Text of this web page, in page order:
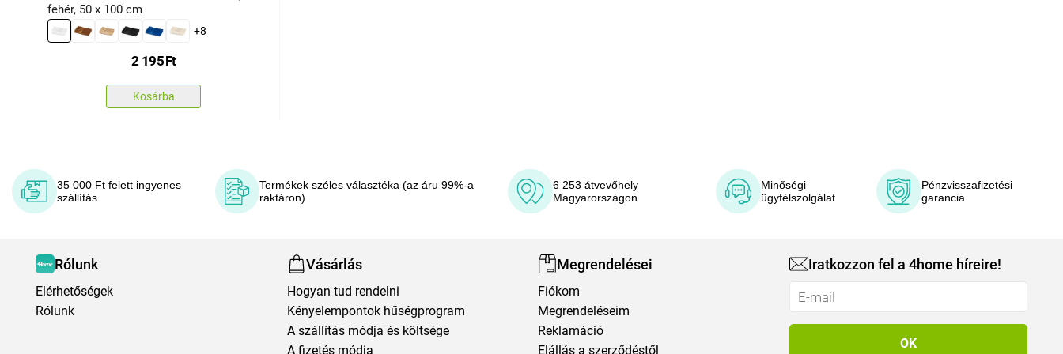
fehér, 50 x 100 cm
+8
2 195Ft
Kosárba
35 000 Ft felett ingyenes
szállítás
Termékek széles választéka (az áru 99%-a
raktáron)
6 253 átvevőhely
Magyarországon
Minőségi
ügyfélszolgálat
Pénzvisszafizetési
garancia
Rólunk
Elérhetőségek
Rólunk
Vásárlás
Hogyan tud rendelni
Kényelempontok hűségprogram
A szállítás módja és költsége
A fizetés módja
Megrendelései
Fiókom
Megrendeléseim
Reklamáció
Elállás a szerződéstől
Iratkozzon fel a 4home híreire!